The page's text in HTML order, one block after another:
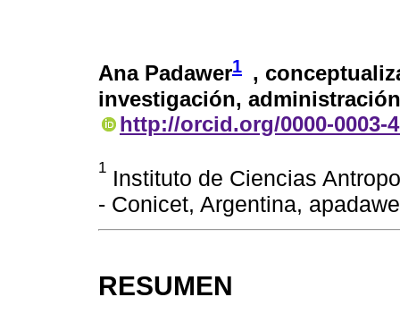
Ana Padawer1 ,
investigación,
http://orcid.org/0000-0003-
1 Instituto de Ciencias
- Conicet, Argentina,
RESUMEN